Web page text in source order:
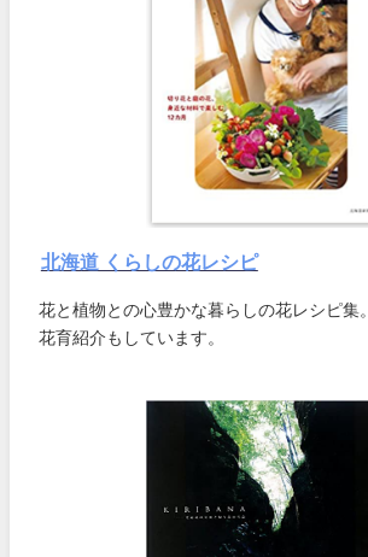
北海道 くらしの花レシピ
花と植物との心豊かな暮らしの花レシピ集。
花育紹介もしています。